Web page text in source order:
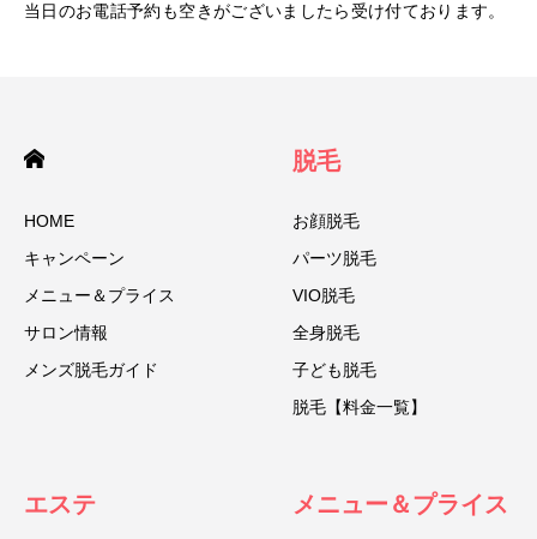
当日のお電話予約も空きがございましたら受け付ております。
HOME
キャンペーン
メニュー＆プライス
サロン情報
メンズ脱毛ガイド
脱毛
お顔脱毛
パーツ脱毛
VIO脱毛
全身脱毛
子ども脱毛
脱毛【料金一覧】
エステ メニュー＆プライス